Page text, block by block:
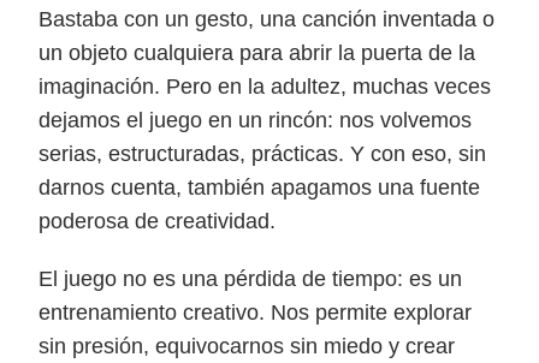
Bastaba con un gesto, una canción inventada o
un objeto cualquiera para abrir la puerta de la
imaginación. Pero en la adultez, muchas veces
dejamos el juego en un rincón: nos volvemos
serias, estructuradas, prácticas. Y con eso, sin
darnos cuenta, también apagamos una fuente
poderosa de creatividad.
El juego no es una pérdida de tiempo: es un
entrenamiento creativo. Nos permite explorar
sin presión, equivocarnos sin miedo y crear